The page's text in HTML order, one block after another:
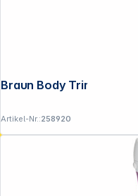
Braun Body Trimmer BS
Artikel-Nr.:258920